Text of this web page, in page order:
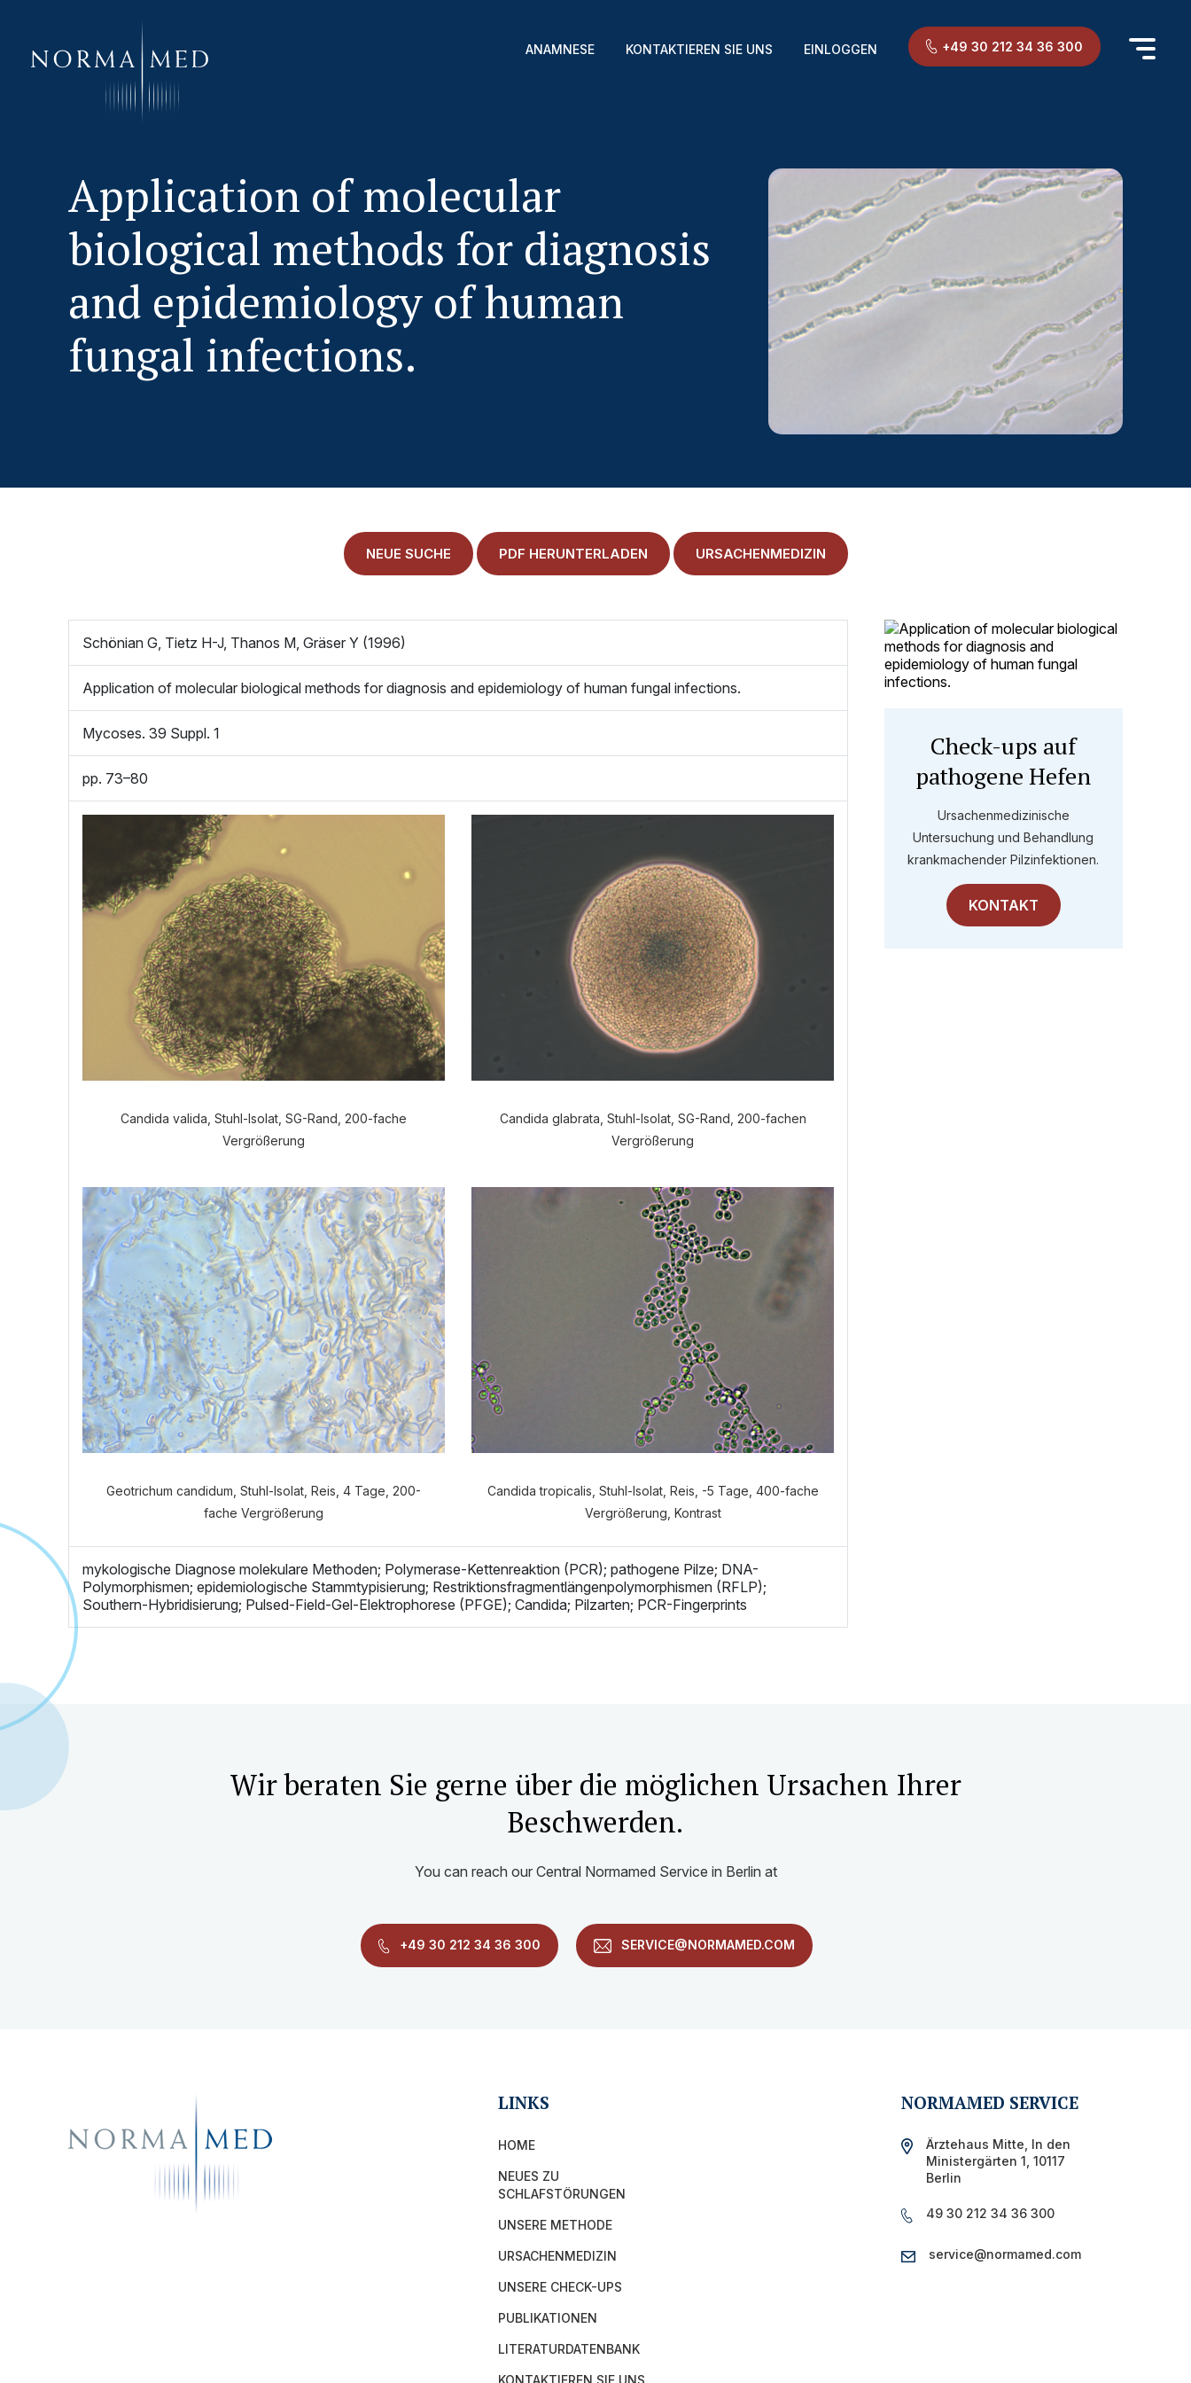
ANAMNESE KONTAKTIEREN SIE UNS EINLOGGEN +49 30 212 34 36 300
NEUES ZU SCHLAFSTÖRUNGEN
UNSERE METHODE
URSACHENMEDIZIN
UNSERE CHECK UPS
PUBLIKATIONEN
Application of molecular
biological methods for diagnosis
and epidemiology of human
fungal infections.
NEUE SUCHE PDF HERUNTERLADEN URSACHENMEDIZIN
Schönian G, Tietz H-J, Thanos M, Gräser Y (1996)
Application of molecular biological methods for diagnosis and epidemiology of human fungal infections.
Mycoses. 39 Suppl. 1
pp. 73–80
Candida valida, Stuhl-Isolat, SG-Rand, 200-fache
Vergrößerung
Candida glabrata, Stuhl-Isolat, SG-Rand, 200-fachen
Vergrößerung
Geotrichum candidum, Stuhl-Isolat, Reis, 4 Tage, 200-
fache Vergrößerung
Candida tropicalis, Stuhl-Isolat, Reis, -5 Tage, 400-fache
Vergrößerung, Kontrast
mykologische Diagnose molekulare Methoden; Polymerase-Kettenreaktion (PCR); pathogene Pilze; DNA-
Polymorphismen; epidemiologische Stammtypisierung; Restriktionsfragmentlängenpolymorphismen (RFLP);
Southern-Hybridisierung; Pulsed-Field-Gel-Elektrophorese (PFGE); Candida; Pilzarten; PCR-Fingerprints
Check-ups auf
pathogene Hefen
Ursachenmedizinische
Untersuchung und Behandlung
krankmachender Pilzinfektionen.
KONTAKT
Welche Anamnese möchten Sie durchführen?
VERDAUUNGSANAMNESE NORMALE ANAMNESE
Wir beraten Sie gerne über die möglichen Ursachen Ihrer
Beschwerden.
You can reach our Central Normamed Service in Berlin at
+49 30 212 34 36 300 SERVICE@NORMAMED.COM
LINKS
HOME
NEUES ZU
SCHLAFSTÖRUNGEN
UNSERE METHODE
URSACHENMEDIZIN
UNSERE CHECK-UPS
PUBLIKATIONEN
LITERATURDATENBANK
KONTAKTIEREN SIE UNS
NORMAMED SERVICE
Ärztehaus Mitte, In den
Ministergärten 1, 10117
Berlin
49 30 212 34 36 300
service@normamed.com